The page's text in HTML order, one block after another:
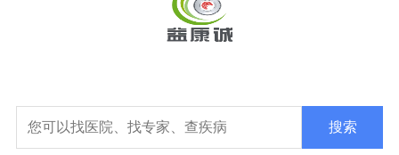
搜索